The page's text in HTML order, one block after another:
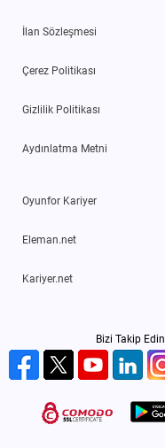
İlan Sözleşmesi
Çerez Politikası
Gizlilik Politikası
Aydınlatma Metni
Oyunfor Kariyer
Eleman.net
Kariyer.net
Bizi Takip Edin